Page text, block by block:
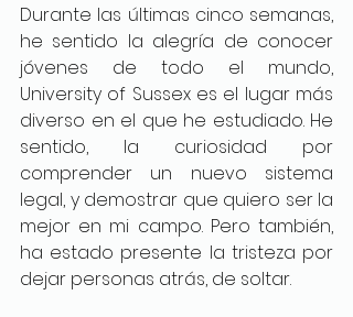
Durante las últimas cinco semanas,
he sentido la alegría de conocer
jóvenes de todo el mundo,
University of Sussex es el lugar más
diverso en el que he estudiado. He
sentido, la curiosidad por
comprender un nuevo sistema
legal, y demostrar que quiero ser la
mejor en mi campo. Pero también,
ha estado presente la tristeza por
dejar personas atrás, de soltar.